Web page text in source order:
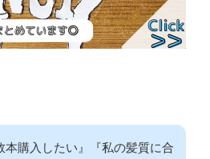
本購入したい』『私の髪質に合